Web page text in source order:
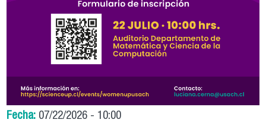
Fecha: 07/22/2026 - 10:00